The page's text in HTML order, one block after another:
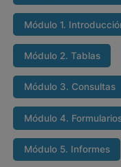
Módulo 1.
Módulo 2. Tablas
Módulo 3. Consultas
Módulo 4.
Módulo 5. Informes